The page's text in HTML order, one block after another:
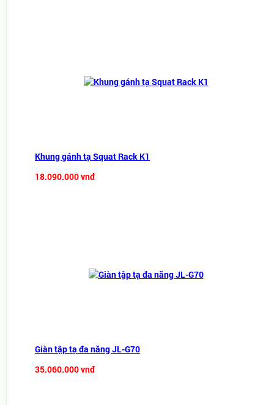
Khung gánh tạ Squat Rack K1
18.090.000 vnđ
Giàn tập tạ đa năng JL-G70
35.060.000 vnđ